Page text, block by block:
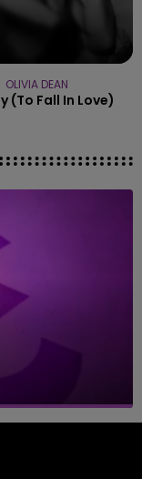
OLIVIA DEAN
(to Fall In Love)